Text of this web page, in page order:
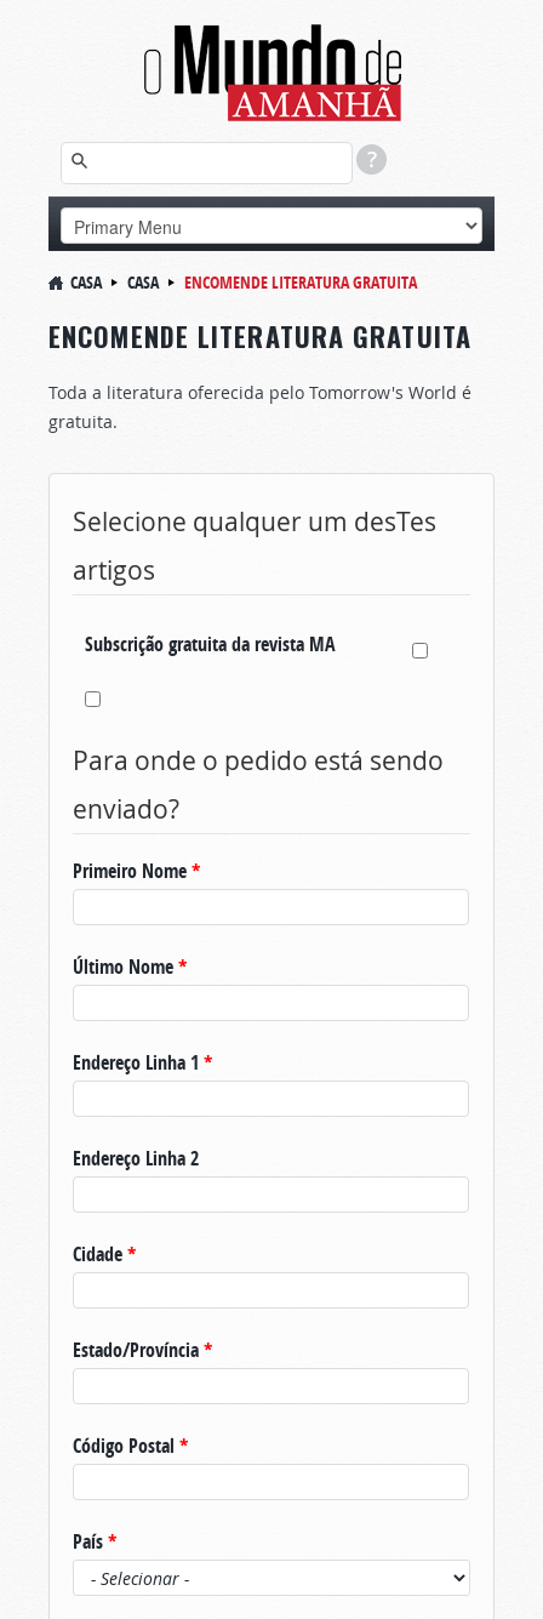
CASA CASA ENCOMENDE LITERATURA GRATUITA
ENCOMENDE LITERATURA GRATUITA
Toda a literatura oferecida pelo Tomorrow's World é
gratuita.
Selecione qualquer um desTes
artigos
Subscrição gratuita da revista MA
Para onde o pedido está sendo
enviado?
Primeiro Nome*
Último Nome*
Endereço Linha 1 *
Endereço Linha 2
Cidade*
Estado/Província*
Código Postal *
País*